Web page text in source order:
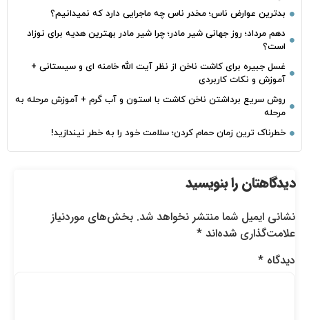
بدترین عوارض ناس؛ مخدر ناس چه ماجرایی دارد که نمیدانیم؟
دهم مرداد؛ روز جهانی شیر مادر؛ چرا شیر مادر بهترین هدیه برای نوزاد
است؟
غسل جبیره برای کاشت ناخن از نظر آیت الله خامنه ای و سیستانی +
آموزش و نکات کاربردی
روش سریع برداشتن ناخن کاشت با استون و آب گرم + آموزش مرحله به
مرحله
خطرناک‌ ترین زمان‌ حمام کردن؛ سلامت خود را به خطر نیندازید!
دیدگاهتان را بنویسید
نشانی ایمیل شما منتشر نخواهد شد. بخش‌های موردنیاز
علامت‌گذاری شده‌اند*
دیدگاه*